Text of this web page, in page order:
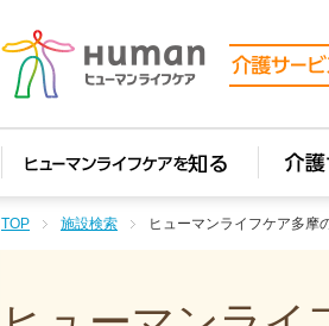
TOP 施設検索 ヒューマンライフケア多摩